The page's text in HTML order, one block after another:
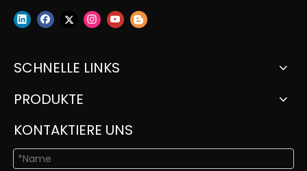
SCHNELLE LINKS
PRODUKTE
KONTAKTIERE UNS